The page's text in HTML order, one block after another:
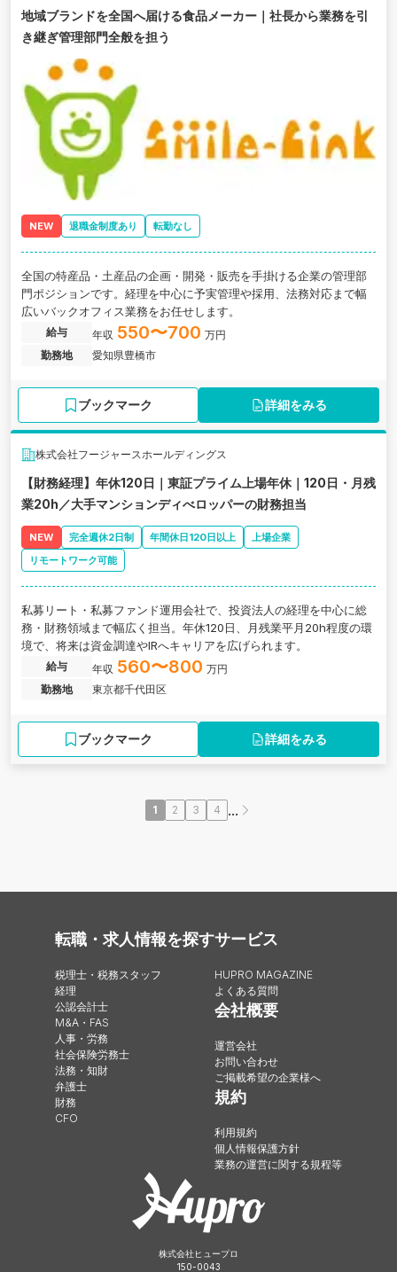
地域ブランドを全国へ届ける食品メーカー｜社長から業務を引
き継ぎ管理部門全般を担う
NEW 退職金制度あり 転勤なし
全国の特産品・土産品の企画・開発・販売を手掛ける企業の管理部
門ポジションです。経理を中心に予実管理や採用、法務対応まで幅
広いバックオフィス業務をお任せします。
給与 年収 550〜700 万円
勤務地
愛知県豊橋市
ブックマーク 詳細をみる
株式会社フージャースホールディングス
【財務経理】年休120日｜東証プライム上場年休｜120日・月残
業20h／大手マンションディべロッパーの財務担当
NEW 完全週休2日制 年間休日120日以上
上場企業
リモートワーク可能
私募リート・私募ファンド運用会社で、投資法人の経理を中心に総
務・財務領域まで幅広く担当。年休120日、月残業平月20h程度の環
境で、将来は資金調達やIRへキャリアを広げられます。
給与 年収 560〜800 万円
勤務地
東京都千代田区
ブックマーク 詳細をみる
1 2 3 4 ...
転職・求人情報を探す
税理士・税務スタッフ
経理
公認会計士
M&A・FAS
人事・労務
社会保険労務士
法務・知財
弁護士
財務
CFO
サービス
HUPRO MAGAZINE
よくある質問
会社概要
運営会社
お問い合わせ
ご掲載希望の企業様へ
規約
利用規約
個人情報保護方針
業務の運営に関する規程等
株式会社ヒュープロ
150-0043